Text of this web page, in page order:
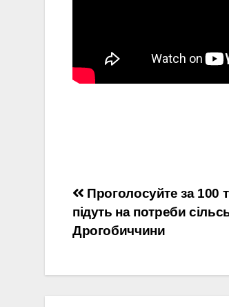
Навігація
записів
Проголосуйте за 100
підуть на потреби
Дрогобиччини